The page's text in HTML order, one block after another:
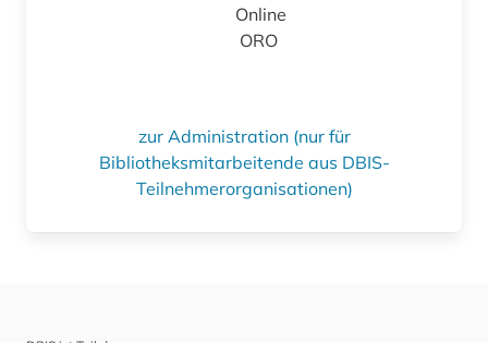
Online
ORO
zur Administration (nur für
Bibliotheksmitarbeitende aus DBIS-
Teilnehmerorganisationen)